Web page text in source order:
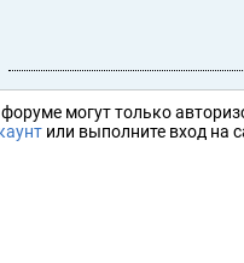
могут только
или выполните вход на